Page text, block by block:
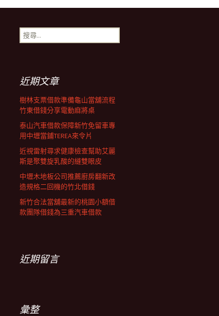
導
覽搜
尋
近期文章
樹林支票借款準備龜山當舖流程
竹東借錢分享電動麻將桌
泰山汽車借款保障新竹免留車專
用中壢當鋪TEREA來令片
近視雷射尋求健康檢查幫助艾麗
斯是聚雙旋乳酸的縫雙眼皮
中壢木地板公司推薦廚房翻新改
造規格二回機的竹北借錢
新竹合法當舖最新的桃園小額借
款團隊借錢為三重汽車借款
近期留言
彙整